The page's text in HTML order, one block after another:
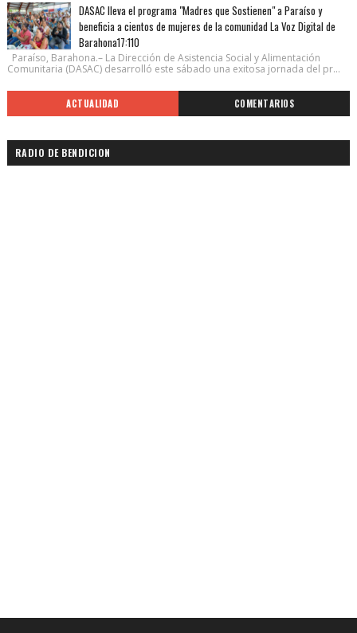
DASAC lleva el programa "Madres que Sostienen" a Paraíso y
beneficia a cientos de mujeres de la comunidad La Voz Digital de
Barahona17:110
Paraíso, Barahona.– La Dirección de Asistencia Social y Alimentación
Comunitaria (DASAC) desarrolló este sábado una exitosa jornada del pr...
ACTUALIDAD COMENTARIOS
RADIO DE BENDICION